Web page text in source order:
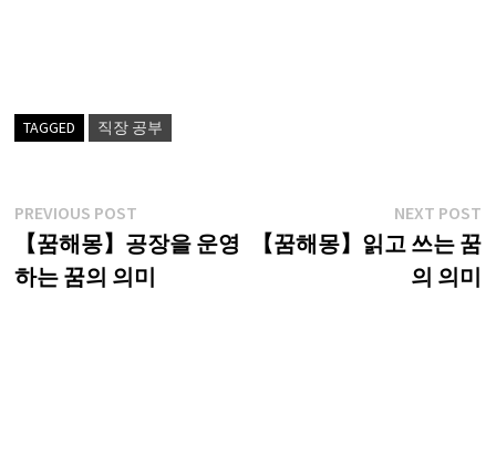
TAGGED 직장 공부
글
탐
색
PREVIOUS POSTPrevious
post:
【꿈해몽】공장을 운영
하는 꿈의 의미
NEXT POST
【꿈해몽】읽고 쓰는 꿈
의 의미